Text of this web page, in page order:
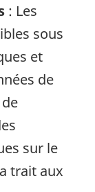
: Les
sous
et
de
sur le
trait aux